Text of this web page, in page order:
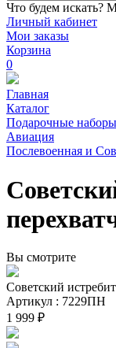
Что будем искать?
Личный кабинет
Мои заказы
Корзина
0
Главная
Каталог
Подарочные наборы
Авиация
Послевоенная и
Вы смотрите
Советский
Артикул : 7229ПН
1 999 ₽